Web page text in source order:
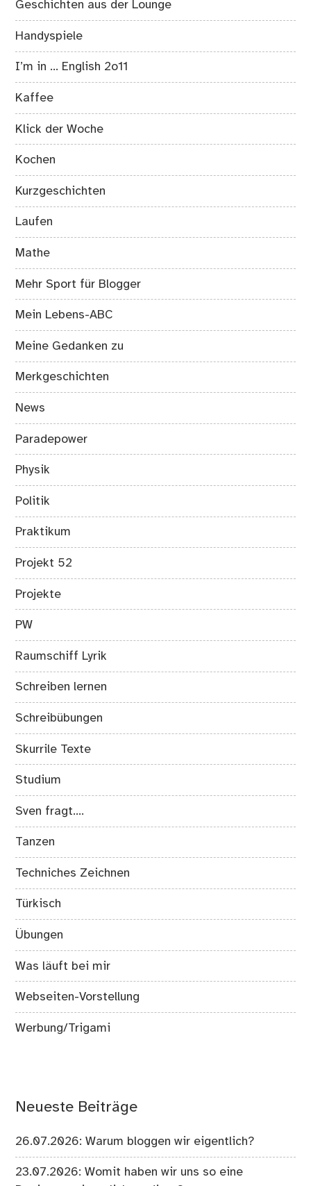
Geschichten aus der Lounge
Handyspiele
I’m in … English 2o11
Kaffee
Klick der Woche
Kochen
Kurzgeschichten
Laufen
Mathe
Mehr Sport für Blogger
Mein Lebens-ABC
Meine Gedanken zu
Merkgeschichten
News
Paradepower
Physik
Politik
Praktikum
Projekt 52
Projekte
PW
Raumschiff Lyrik
Schreiben lernen
Schreibübungen
Skurrile Texte
Studium
Sven fragt….
Tanzen
Techniches Zeichnen
Türkisch
Übungen
Was läuft bei mir
Webseiten-Vorstellung
Werbung/Trigami
Neueste Beiträge
26.07.2026: Warum bloggen wir eigentlich?
23.07.2026: Womit haben wir uns so eine